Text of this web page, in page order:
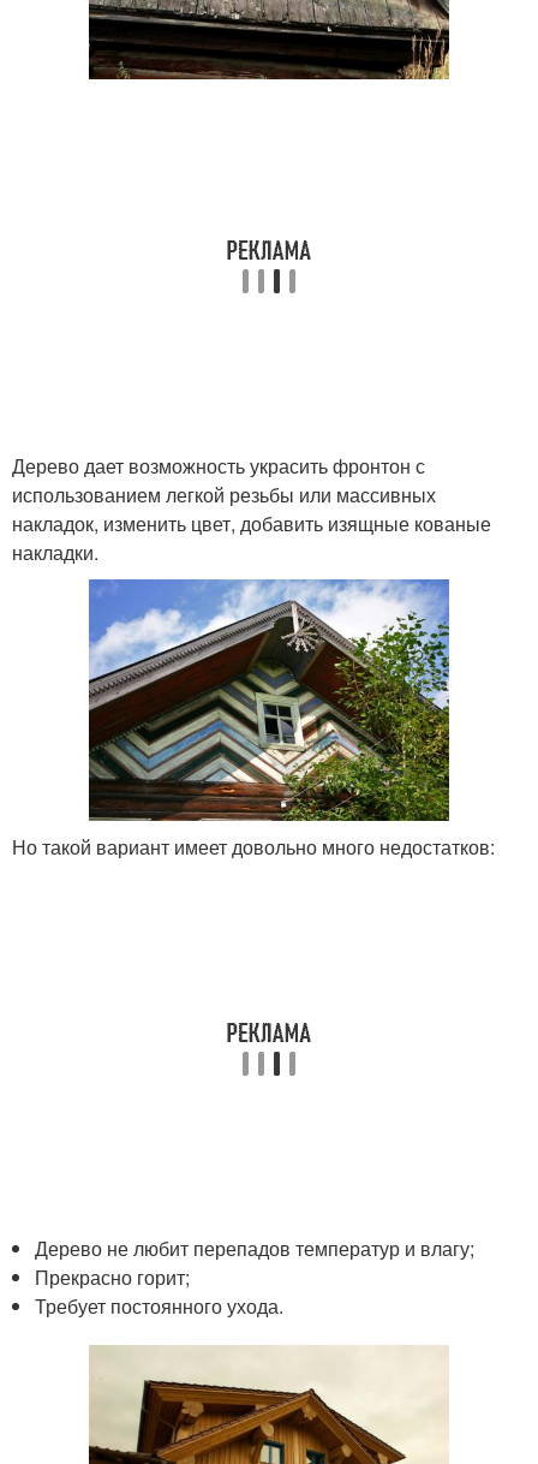
Дерево дает возможность украсить фронтон с
использованием легкой резьбы или массивных
накладок, изменить цвет, добавить изящные кованые
накладки.
Но такой вариант имеет довольно много недостатков:
Дерево не любит перепадов температур и влагу;
Прекрасно горит;
Требует постоянного ухода.